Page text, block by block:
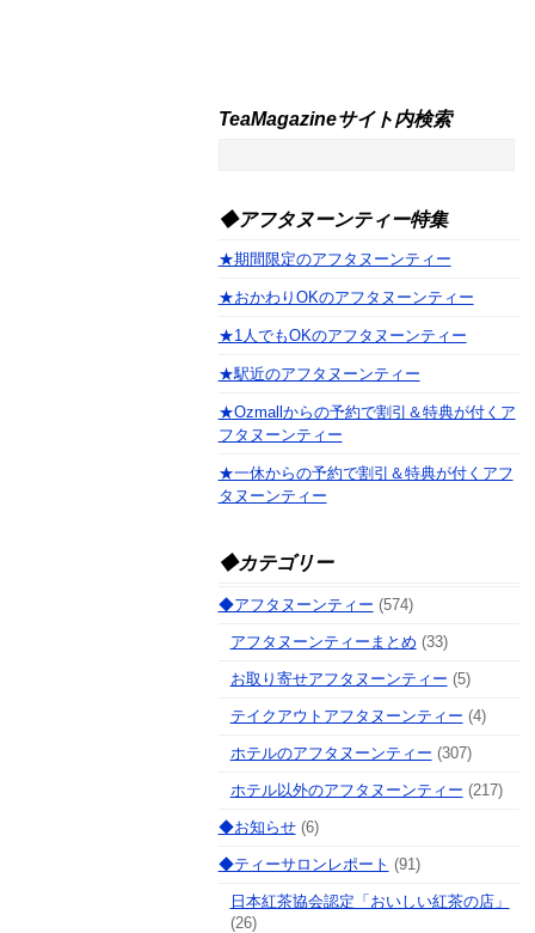
TeaMagazineサイト内検索
◆アフタヌーンティー特集
★期間限定のアフタヌーンティー
★おかわりOKのアフタヌーンティー
★1人でもOKのアフタヌーンティー
★駅近のアフタヌーンティー
★Ozmallからの予約で割引＆特典が付くア
フタヌーンティー
★一休からの予約で割引＆特典が付くアフ
タヌーンティー
◆カテゴリー
◆アフタヌーンティー (574)
アフタヌーンティーまとめ (33)
お取り寄せアフタヌーンティー (5)
テイクアウトアフタヌーンティー (4)
ホテルのアフタヌーンティー (307)
ホテル以外のアフタヌーンティー (217)
◆お知らせ(6)
◆ティーサロンレポート (91)
日本紅茶協会認定「おいしい紅茶の店」
(26)